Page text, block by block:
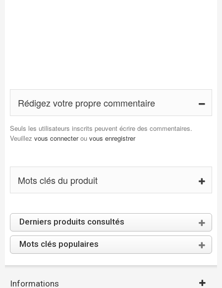
Rédigez votre propre commentaire
Seuls les utilisateurs inscrits peuvent écrire des commentaires.
Veuillez vous connecterou vous enregistrer
Mots clés du produit
Derniers produits consultés
Mots clés populaires
Informations